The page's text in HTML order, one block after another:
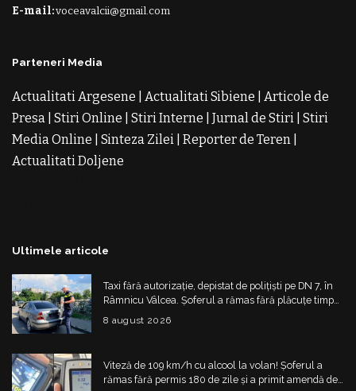
E-mail:voceavalcii@gmail.com
Parteneri Media
Actualitati Argesene Actualitati Sibiene
Articole de
Presa Stiri Online Stiri Interne Jurnal de Stiri Stiri
Media Online
Sinteza Zilei Reporter de Teren
Actualitati Doljene
Ultimele articole
Taxi fără autorizație, depistat de polițiști pe DN 7, în
Râmnicu Vâlcea. Șoferul a rămas fără plăcuțe timp
de 6 luni
8 august 2026
Viteză de 109 km/h cu alcool la volan! Șoferul a
rămas fără permis 180 de zile și a primit amendă de